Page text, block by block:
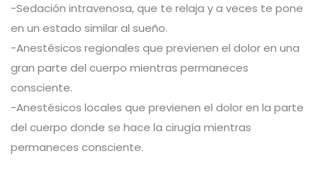
-Sedación intravenosa, que te relaja y a veces te pone
en un estado similar al sueño.
-Anestésicos regionales que previenen el dolor en una
gran parte del cuerpo mientras permaneces
consciente.
-Anestésicos locales que previenen el dolor en la parte
del cuerpo donde se hace la cirugía mientras
permaneces consciente.